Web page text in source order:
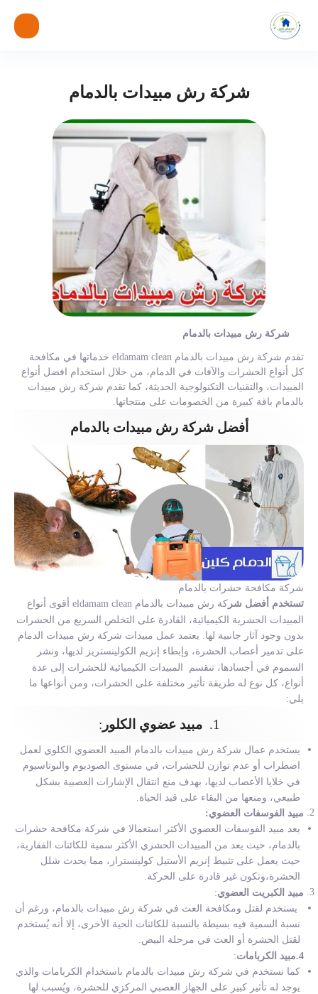
شركة رش مبيدات بالدمام
شركة رش مبيدات بالدمام
تقدم شركة رش مبيدات بالدمام eldamam clean خدماتها في مكافحة
كل أنواع الحشرات والآفات في الدمام، من خلال استخدام افضل أنواع
المبيدات، والتقنيات التكنولوجية الحديثة، كما تقدم شركة رش مبيدات
بالدمام باقة كبيرة من الخصومات على منتجاتها.
أفضل شركة رش مبيدات بالدمام
شركة مكافحة حشرات بالدمام
تستخدم أفضل شر كة رش مبيدات بالدمام
eldamam clean أقوى أنواع
المبيدات الحشرية الكيميائية، القادرة على التخلص السريع من الحشرات
بدون وجود آثار جانبية لها. يعتمد عمل مبيدات شركة رش مبيدات الدمام
على تدمير أعصاب الحشرة، وإبطاء إنزيم الكولينستريز لديها، ونشر
السموم في أجسادها، تنقسم المبيدات الكيميائية للحشرات إلى عدة
أنواع، كل نوع له طريقة تأثير مختلفة على الحشرات، ومن أنواعها ما
يلي:
1. مبيد عضوي الكلور :
يستخدم عمال شركة رش مبيدات بالدمام المبيد العضوي الكلوي لعمل
اضطراب أو عدم توازن للحشرات، في مستوى الصوديوم والبوتاسيوم
في خلايا الأعصاب لديها، بهدف منع انتقال الإشارات العصبية بشكل
طبيعي، ومنعها من البقاء على قيد الحياة.
مبيد الفوسفات العضوي:
يعد مبيد الفوسفات العضوي الأكثر استعمالا في شركة مكافحة حشرات
بالدمام، حيث يعد من المبيدات الحشري الأكثر سمية للكائنات الفقارية،
حيث يعمل على تثبيط إنزيم الأستيل كولينستراز، مما يحدث شلل
الحشرة،وتكون غير قادرة على الحركة.
مبيد الكبريت العضوي:
يستخدم لقتل ومكافحة العث في شركة رش مبيدات بالدمام، ورغم أن
نسبة السمية فيه بسيطة بالنسبة للكائنات الحية الأخرى، إلا أنه يُستخدم
لقتل الحشرة أو العث في مرحلة البيض.
4.مبيد الكربامات
:
كما نستخدم في شركة رش مبيدات بالدمام باستخدام الكربامات والذي
يوجد له تأثير كبير على الجهاز العصبي المركزي للحشرة، ويُسبب لها